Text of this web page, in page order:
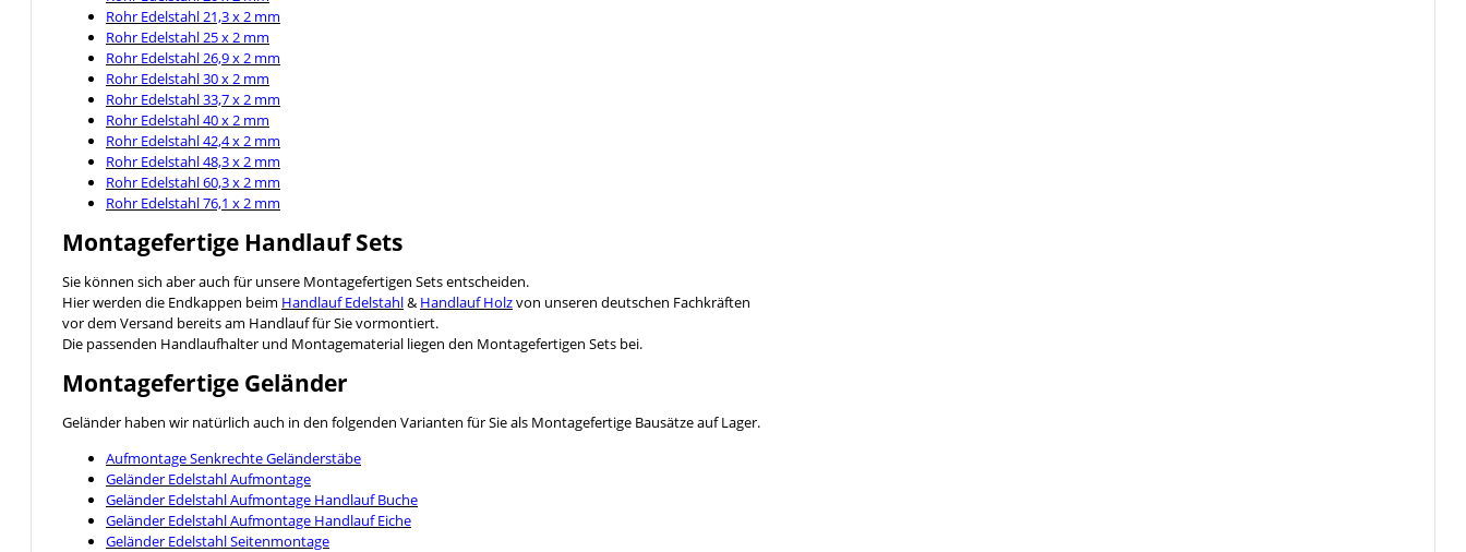
Rohr Edelstahl 21,3 x 2 mm
Rohr Edelstahl 25 x 2 mm
Rohr Edelstahl 26,9 x 2 mm
Rohr Edelstahl 30 x 2 mm
Rohr Edelstahl 33,7 x 2 mm
Rohr Edelstahl 40 x 2 mm
Rohr Edelstahl 42,4 x 2 mm
Rohr Edelstahl 48,3 x 2 mm
Rohr Edelstahl 60,3 x 2 mm
Rohr Edelstahl 76,1 x 2 mm
Montagefertige Handlauf Sets
Sie können sich aber auch für unsere Montagefertigen Sets entscheiden.
Hier werden die Endkappen beim Handlauf Edelstahl& Handlauf Holzvon unseren deutschen Fachkräften
vor dem Versand bereits am Handlauf für Sie vormontiert.
Die passenden Handlaufhalter und Montagematerial liegen den Montagefertigen Sets bei.
Montagefertige Geländer
Geländer haben wir natürlich auch in den folgenden Varianten für Sie als Montagefertige Bausätze auf Lager.
Aufmontage Senkrechte Geländerstäbe
Geländer Edelstahl Aufmontage
Geländer Edelstahl Aufmontage Handlauf Buche
Geländer Edelstahl Aufmontage Handlauf Eiche
Geländer Edelstahl Seitenmontage